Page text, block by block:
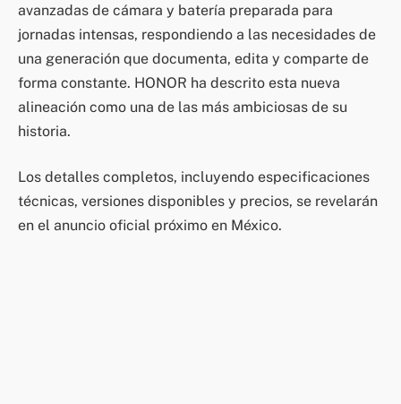
avanzadas de cámara y batería preparada para
jornadas intensas, respondiendo a las necesidades de
una generación que documenta, edita y comparte de
forma constante. HONOR ha descrito esta nueva
alineación como una de las más ambiciosas de su
historia.
Los detalles completos, incluyendo especificaciones
técnicas, versiones disponibles y precios, se revelarán
en el anuncio oficial próximo en México.